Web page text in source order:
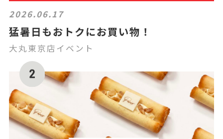
2026.06.17
猛暑日もおトクにお買い物！
大丸東京店イベント